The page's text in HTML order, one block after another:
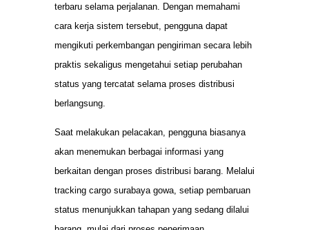
terbaru selama perjalanan. Dengan memahami
cara kerja sistem tersebut, pengguna dapat
mengikuti perkembangan pengiriman secara lebih
praktis sekaligus mengetahui setiap perubahan
status yang tercatat selama proses distribusi
berlangsung.
Saat melakukan pelacakan, pengguna biasanya
akan menemukan berbagai informasi yang
berkaitan dengan proses distribusi barang. Melalui
tracking cargo surabaya gowa, setiap pembaruan
status menunjukkan tahapan yang sedang dilalui